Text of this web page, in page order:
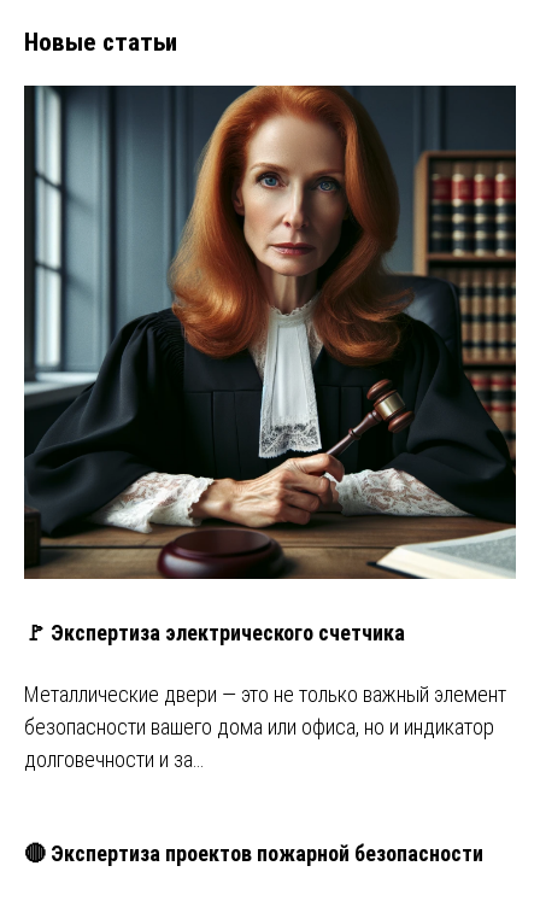
Новые статьи
🚩 Экспертиза электрического счетчика
Металлические двери — это не только важный элемент
безопасности вашего дома или офиса, но и индикатор
долговечности и за…
🔴 Экспертиза проектов пожарной безопасности